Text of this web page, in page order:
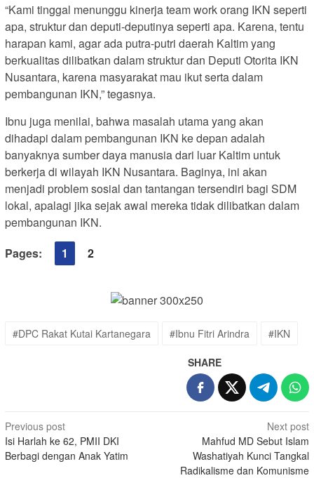
“Kami tinggal menunggu kinerja team work orang IKN seperti
apa, struktur dan deputi-deputinya seperti apa. Karena, tentu
harapan kami, agar ada putra-putri daerah Kaltim yang
berkualitas dilibatkan dalam struktur dan Deputi Otorita IKN
Nusantara, karena masyarakat mau ikut serta dalam
pembangunan IKN,” tegasnya.
Ibnu juga menilai, bahwa masalah utama yang akan
dihadapi dalam pembangunan IKN ke depan adalah
banyaknya sumber daya manusia dari luar Kaltim untuk
berkerja di wilayah IKN Nusantara. Baginya, ini akan
menjadi problem sosial dan tantangan tersendiri bagi SDM
lokal, apalagi jika sejak awal mereka tidak dilibatkan dalam
pembangunan IKN.
Pages:
1 2
#DPC Rakat Kutai Kartanegara #Ibnu Fitri Arindra #IKN
SHARE
Post
navigation
Previous post
Isi Harlah ke 62, PMII DKI
Berbagi dengan Anak Yatim
Next post
Mahfud MD Sebut Islam
Washatiyah Kunci Tangkal
Radikalisme dan Komunisme